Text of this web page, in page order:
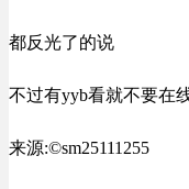
都反光了的说
不过有yyb看就不要在
来源:©sm25111255